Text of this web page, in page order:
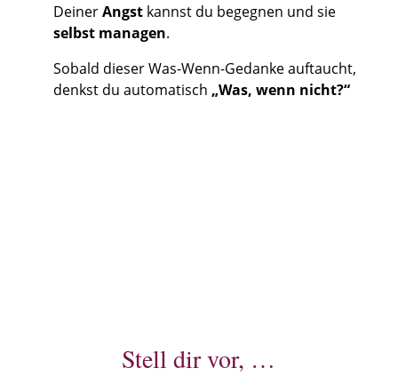
DeinerAngstkannst du begegnen und sie
selbst managen.
Sobald dieser Was-Wenn-Gedanke auftaucht,
denkst du automatisch „Was, wenn nicht?“
Stell dir vor, …